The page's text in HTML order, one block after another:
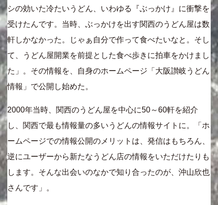
シの効いた冷たいうどん、いわゆる『ぶっかけ』に衝撃を
受けたんです。当時、ぶっかけを出す関西のうどん屋は数
軒しかなかった。じゃぁ自分で作って食べたいなと。そし
て、うどん屋開業を前提とした食べ歩きに拍車をかけまし
た」。その情報を、自身のホームページ「大阪讃岐うどん
情報」で公開し始めた。
2000年当時、関西のうどん屋を中心に50～60軒を紹介
し、関西で最も情報量の多いうどんの情報サイトに。「ホ
ームページでの情報公開のメリットは、発信はもちろん、
逆にユーザーから新たなうどん店の情報をいただけたりも
します。そんな出会いのなかで知り合ったのが、沖山欣也
さんです」。